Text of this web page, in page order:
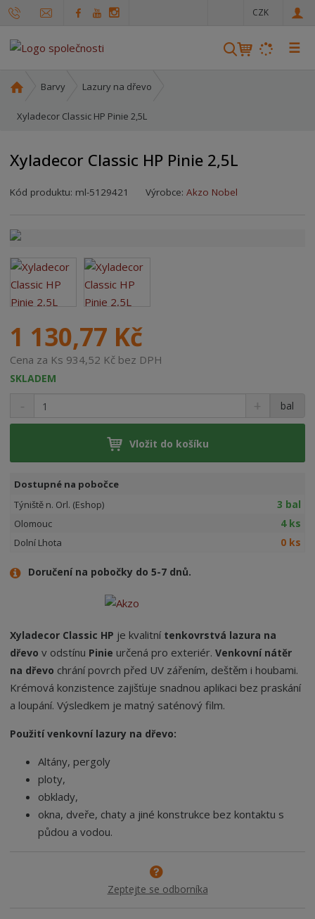
CZK
V
t
☰
o
í
t
Barvy Lazury na dřevo
Xyladecor Classic HP Pinie 2,5L
Xyladecor Classic HP Pinie 2,5L
Kód produktu: ml-5129421 Výrobce:Akzo Nobel
1 130,77 Kč
Cena za Ks 934,52 Kč bez DPH
SKLADEM
bal
Vložit do košíku
Dostupné na pobočce
Týniště n. Orl. (Eshop)
3 bal
Olomouc 4 ks
Dolní Lhota 0 ks
Doručení na pobočky do 5-7 dnů.
Xyladecor Classic HP je kvalitní tenkovrstvá lazura na
dřevo v odstínu Pinie určená pro exteriér.Venkovní nátěr
na dřevo chrání povrch před UV zářením, deštěm i houbami.
Krémová konzistence zajišťuje snadnou aplikaci bez praskání
a loupání. Výsledkem je matný saténový film.
Použití venkovní lazury na dřevo:
Altány, pergoly
ploty,
obklady,
okna, dveře, chaty a jiné konstrukce bez kontaktu s
půdou a vodou.
Zeptejte se odborníka